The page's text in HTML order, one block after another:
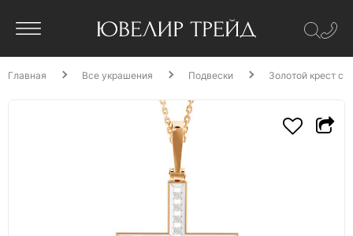
Главная Все украшения Подвески Золотой крест с